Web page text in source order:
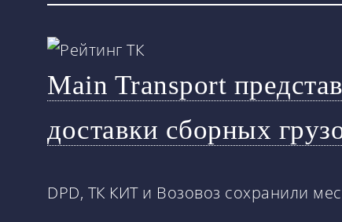
Main Transport
доставки сборных
DPD, ТК КИТ и Возовоз сохранили